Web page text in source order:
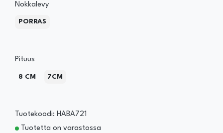
Nokkalevy
PORRAS
Pituus
8 CM 7CM
Tuotekoodi: HABA721
Tuotetta on varastossa